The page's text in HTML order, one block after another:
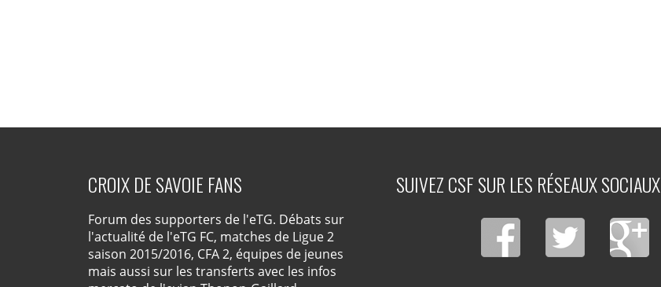
CROIX DE SAVOIE FANS
Forum des supporters de l'eTG. Débats sur
l'actualité de l'eTG FC, matches de Ligue 2
saison 2015/2016, CFA 2, équipes de jeunes
mais aussi sur les transferts avec les infos
SUIVEZ CSF SUR LES RÉSEAUX SOCIAUX